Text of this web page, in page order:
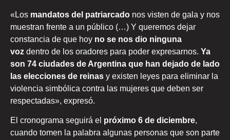
«Los mandatos del patriarcado nos visten de gala y nos
muestran frente a un público (…) Y queremos dejar
constancia de que hoy no se nos dio ninguna
voz dentro de los oradores para poder expresarnos. Ya
son 74 ciudades de Argentina que han dejado de lado
las elecciones de reinas y existen leyes para eliminar la
violencia simbólica contra las mujeres que deben ser
respectadas», expresó.
El cronograma seguirá el próximo 6 de diciembre,
cuando tomen la palabra algunas personas que son parte